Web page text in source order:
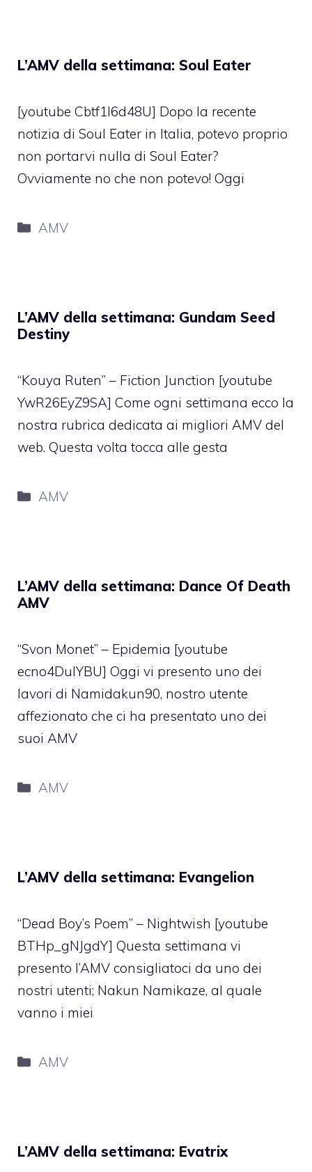
L’AMV della settimana: Soul Eater
[youtube Cbtf1l6d48U] Dopo la recente
notizia di Soul Eater in Italia, potevo proprio
non portarvi nulla di Soul Eater?
Ovviamente no che non potevo! Oggi
Categorie
AMV
L’AMV della settimana: Gundam Seed
Destiny
“Kouya Ruten” – Fiction Junction [youtube
YwR26EyZ9SA] Come ogni settimana ecco la
nostra rubrica dedicata ai migliori AMV del
web. Questa volta tocca alle gesta
Categorie
AMV
L’AMV della settimana: Dance Of Death
AMV
“Svon Monet” – Epidemia [youtube
ecno4DulYBU] Oggi vi presento uno dei
lavori di Namidakun90, nostro utente
affezionato che ci ha presentato uno dei
suoi AMV
Categorie
AMV
L’AMV della settimana: Evangelion
“Dead Boy’s Poem” – Nightwish [youtube
BTHp_gNJgdY] Questa settimana vi
presento l’AMV consigliatoci da uno dei
nostri utenti; Nakun Namikaze, al quale
vanno i miei
Categorie
AMV
L’AMV della settimana: Evatrix